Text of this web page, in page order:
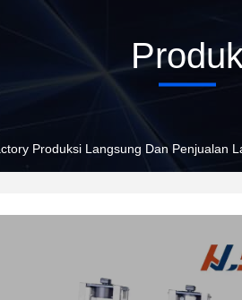
Produksi Langsung Dan Penjualan